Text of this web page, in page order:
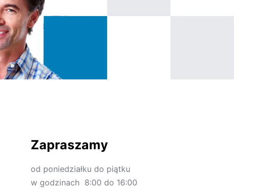
Zapraszamy
od poniedziałku do piątku
w godzinach 8:00 do 16:00